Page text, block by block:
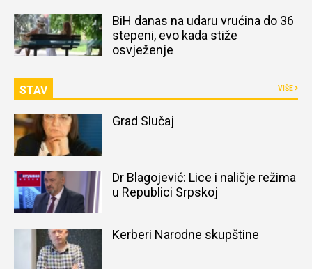
BiH danas na udaru vrućina do 36
stepeni, evo kada stiže
osvježenje
STAV VIŠE
Grad Slučaj
Dr Blagojević: Lice i naličje režima
u Republici Srpskoj
Kerberi Narodne skupštine